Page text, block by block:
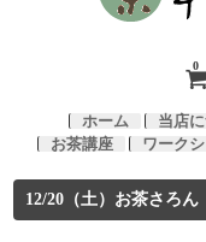
0
ホーム 当店
お茶講座
ワーク
12/20（土）お茶さろん